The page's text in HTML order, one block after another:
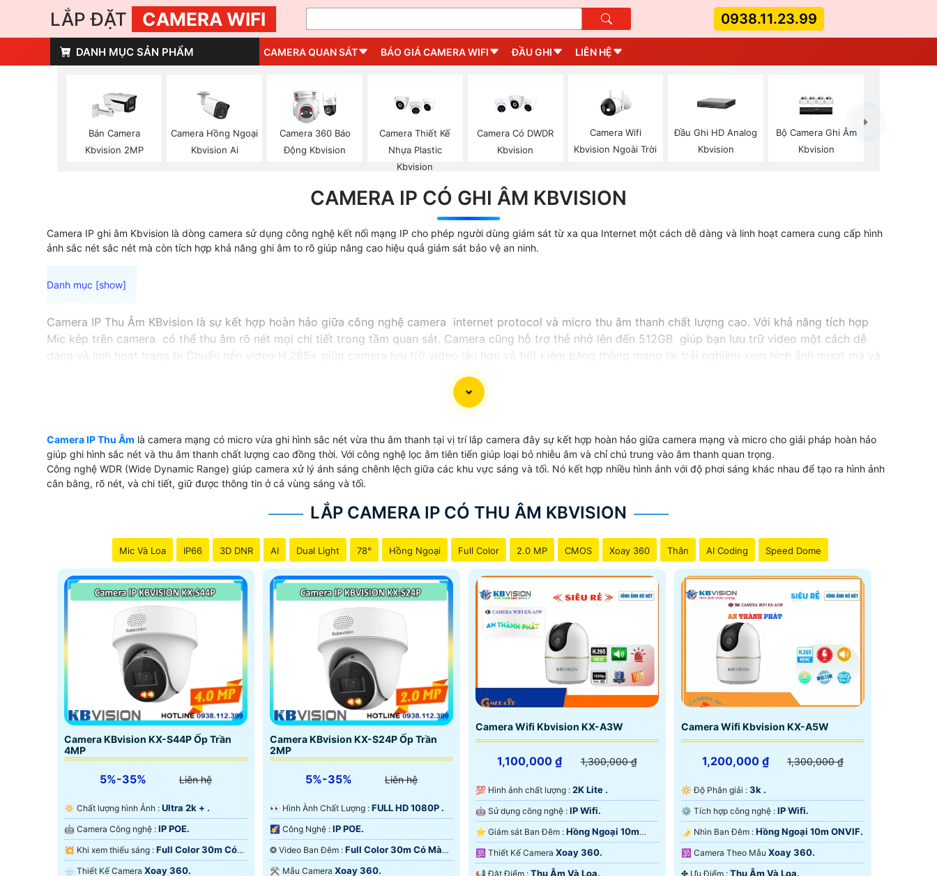
LẮP ĐẶT CAMERA WIFI 0938.11.23.99
DANH MỤC SẢN PHẨM CAMERA QUAN SÁT BÁO GIÁ CAMERA WIFI ĐẦU GHI LIÊN HỆ
Bán Camera
Kbvision 2MP
Camera Hồng Ngoại
Kbvision Ai
Camera 360 Báo
Động Kbvision
Camera Thiết Kế
Nhựa Plastic
Kbvision
Camera Có DWDR
Kbvision
Camera Wifi
Kbvision Ngoài Trời
Đầu Ghi HD Analog
Kbvision
Bộ Camera Ghi Âm
Kbvision
CAMERA IP CÓ GHI ÂM KBVISION
Camera IP ghi âm Kbvision là dòng camera sử dụng công nghệ kết nối mạng IP cho phép người dùng giám sát từ xa qua Internet một cách dễ dàng và linh hoạt camera cung cấp hình
ảnh sắc nét sắc nét mà còn tích hợp khả năng ghi âm to rõ giúp nâng cao hiệu quả giám sát bảo vệ an ninh.
Camera IP Thu Âm KBvision là sự kết hợp hoàn hảo giữa công nghệ camera internet protocol và micro thu âm thanh chất lượng cao. Với khả năng tích hợp
Mic kép trên camera có thể thu âm rõ nét mọi chi tiết trong tầm quan sát. Camera cũng hỗ trợ thẻ nhớ lên đến 512GB giúp bạn lưu trữ video một cách dễ
dàng và linh hoạt trang bị Chuẩn nén video H.265+ giúp camera lưu trữ video lâu hơn và tiết kiệm băng thông mang lại trải nghiệm xem hình ảnh mượt mà và
Camera IP Thu Âm là camera mạng có micro vừa ghi hình sắc nét vừa thu âm thanh tại vị trí lắp camera đây sự kết hợp hoàn hảo giữa camera mạng và micro cho giải pháp hoàn hảo
giúp ghi hình sắc nét và thu âm thanh chất lượng cao đồng thời. Với công nghệ lọc âm tiên tiến giúp loại bỏ nhiễu âm và chỉ chú trung vào âm thanh quan trọng.
Công nghệ WDR (Wide Dynamic Range) giúp camera xử lý ánh sáng chênh lệch giữa các khu vực sáng và tối. Nó kết hợp nhiều hình ảnh với độ phơi sáng khác nhau để tạo ra hình ảnh
cân bằng, rõ nét, và chi tiết, giữ được thông tin ở cả vùng sáng và tối.
LẮP CAMERA IP CÓ THU ÂM KBVISION
Mic Và Loa IP66 3D DNR AI Dual Light 78° Hồng Ngoại Full Color 2.0 MP CMOS Xoay 360 Thân AI Coding Speed Dome
Camera KBvision KX-S44P Ốp Trần
4MP
5%-35% Liên hệ
🔅 Chất lượng hình Ảnh : Ultra 2k + .
🤖️ Camera Công nghệ : IP POE.
💥 Khi xem thiếu sáng : Full Color 30m Có
Màu Ban Ðêm.
🌧️ Thiết Kế Camera Xoay 360.
Camera KBvision KX-S24P Ốp Trần
2MP
5%-35% Liên hệ
️👀 Hình Ành Chất Lượng : FULL HD 1080P .
🌠 Công Nghệ : IP POE.
❂ Video Ban Đêm : Full Color 30m Có Màu
Ban Ðêm.
⚒ Mẫu Camera Xoay 360.
Camera Wifi Kbvision KX-A3W
1,100,000 ₫ 1,300,000 ₫
💯 Hình ảnh chất lượng : 2K Lite .
🤖️ Sử dụng công nghệ : IP Wifi.
⭐ Giám sát Ban Đêm : Hồng Ngoại 10m
Hồng Ngoại SMD.
🕉️ Thiết Kế Camera Xoay 360.
️📢 Đặt Điểm : Thu Âm Và Loa.
Camera Wifi Kbvision KX-A5W
1,200,000 ₫ 1,300,000 ₫
🔆 Độ Phân giải : 3k .
⚙ Tích hợp công nghệ : IP Wifi.
🌛 Nhìn Ban Đêm : Hồng Ngoại 10m ONVIF.
🕉️ Camera Theo Mẫu Xoay 360.
️✤ Ưu Điểm : Thu Âm Và Loa.